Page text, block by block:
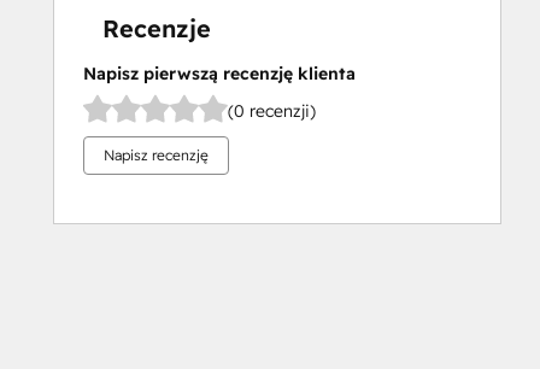
Recenzje
Napisz pierwszą recenzję klienta
(0 recenzji)
Napisz recenzję